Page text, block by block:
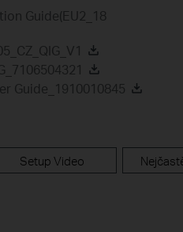
Guide(EU2_18
Guide_1910010845
Setup Video